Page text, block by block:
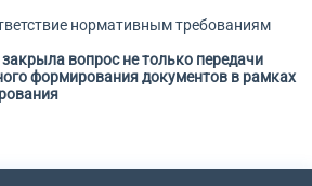
нормативным требованиям
вопрос не только передачи
формирования документов в рамках